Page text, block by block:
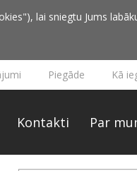
lai sniegtu Jums
Piegāde Kā
Kontakti Par